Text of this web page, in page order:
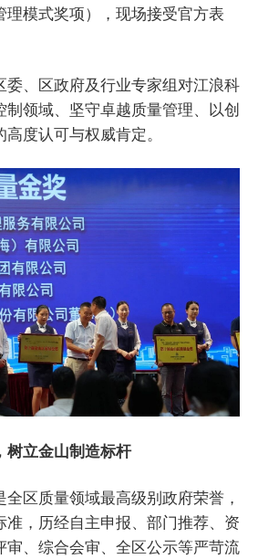
理模式奖项），现场接受官方表
委、区政府及行业专家组对江浪科
制领域、坚守卓越质量管理、以创
度认可与权威肯定。
树立金山制造标杆
区质量领域最高级别政府荣誉，
准，历经自主申报、部门推荐、资
审、综合会审、全区公示等严苛流